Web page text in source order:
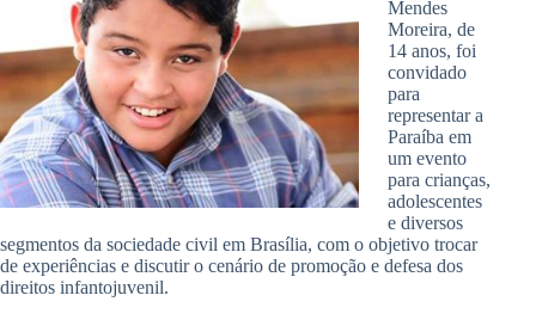
Mendes
Moreira, de
14 anos, foi
convidado
para
representar a
Paraíba em
um evento
para crianças,
adolescentes
e diversos
segmentos da sociedade civil em Brasília, com o objetivo trocar
de experiências e discutir o cenário de promoção e defesa dos
direitos infantojuvenil.